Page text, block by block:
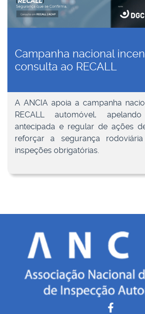
Campanha nacional
consulta ao RECALL
A ANCIA apoia a campanha
RECALL automóvel,
antecipada e regular de ações
reforçar a segurança
inspeções obrigatórias.